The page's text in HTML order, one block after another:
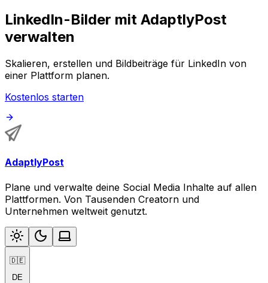
LinkedIn-Bilder mit AdaptlyPost
verwalten
Skalieren, erstellen und Bildbeiträge für LinkedIn von
einer Plattform planen.
Kostenlos starten
AdaptlyPost
Plane und verwalte deine Social Media Inhalte auf allen
Plattformen. Von Tausenden Creatorn und
Unternehmen weltweit genutzt.
🇩🇪
DE